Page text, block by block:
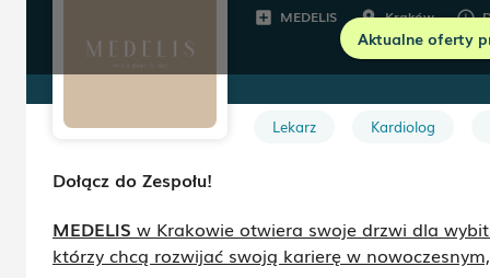
Aktualne oferty
add_box MEDELIS room Kraków schedule
Lekarz Kardiolog
Dołącz do Zespołu!
MEDELIS w Krakowie otwiera swoje drzwi dla
którzy chcą rozwijać swoją karierę w